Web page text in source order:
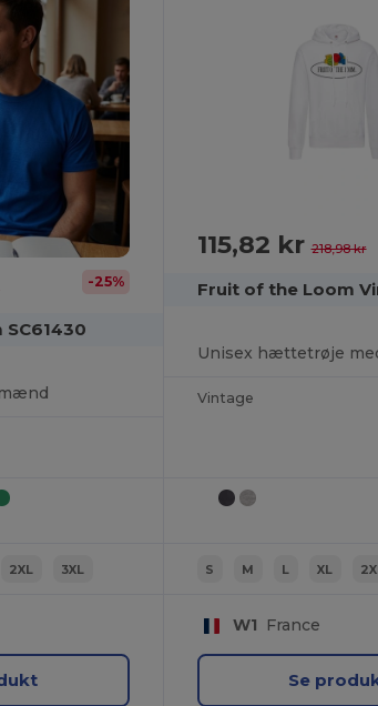
-25%
2XL 3XL
115,82 kr218,98 kr
Vintage
S M L XL
W1 France
Se